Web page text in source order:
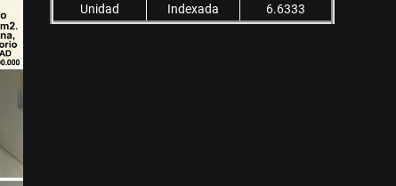
Unidad
Indexada 6.6333